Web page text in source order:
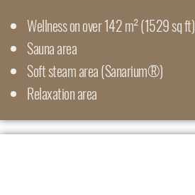
Wellness on over 142 m² (1529 sq ft)
Sauna area
Soft steam area (Sanarium®)
Relaxation area